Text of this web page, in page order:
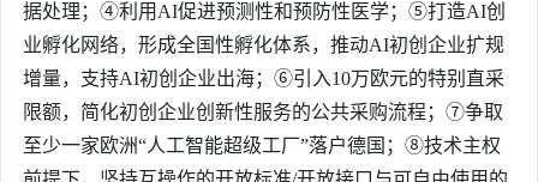
据处理；④利用AI促进预测性和预防性医学；⑤打造AI创
业孵化网络，形成全国性孵化体系，推动AI初创企业扩规
增量，支持AI初创企业出海；⑥引入10万欧元的特别直采
限额，简化初创企业创新性服务的公共采购流程；⑦争取
至少一家欧洲“人工智能超级工厂”落户德国；⑧技术主权